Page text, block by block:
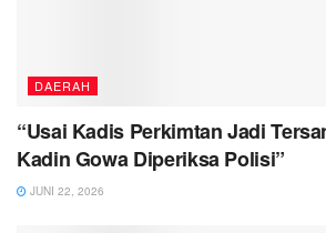
DAERAH
“Usai Kadis Perkimtan Jadi
Kadin Gowa Diperiksa Polisi”
JUNI 22, 2026